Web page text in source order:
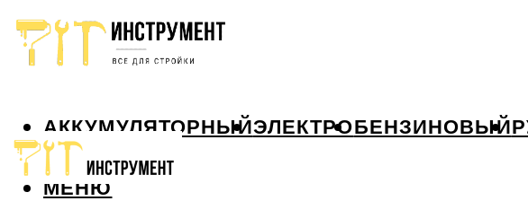
АККУМУЛЯТОРНЫЙЭЛЕКТРОБЕНЗИНОВЫЙ
МЕНЮ